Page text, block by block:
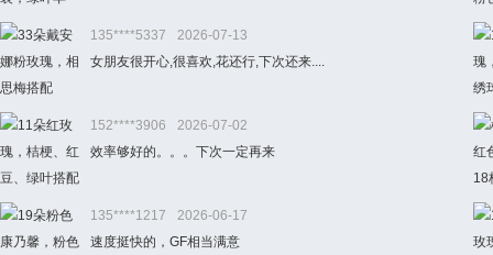
135****5337
2026-07-13
女朋友很开心,很喜欢,花还行,下次还来....
152****3906
2026-07-02
效率够好的。。。下次一定再来
135****1217
2026-06-17
速度挺快的，GF相当满意